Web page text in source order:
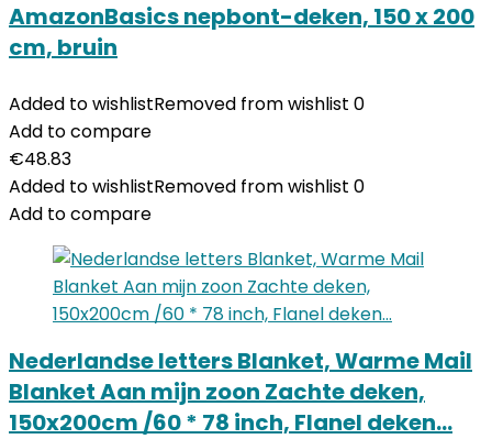
AmazonBasics nepbont-deken, 150 x 200
cm, bruin
Added to wishlistRemoved from wishlist 0
Add to compare
€48.83
Added to wishlistRemoved from wishlist 0
Add to compare
Nederlandse letters Blanket, Warme Mail
Blanket Aan mijn zoon Zachte deken,
150x200cm /60 * 78 inch, Flanel deken…